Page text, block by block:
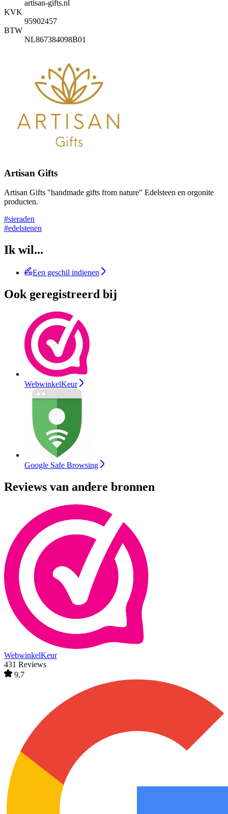
artisan-gifts.nl
KVK
95902457
BTW
NL867384098B01
Artisan Gifts
Artisan Gifts "handmade gifts from nature" Edelsteen en orgonite
producten.
#sieraden
#edelstenen
Ik wil...
Een geschil indienen
Ook geregistreerd bij
WebwinkelKeur
Google Safe Browsing
Reviews van andere bronnen
WebwinkelKeur
431 Reviews
9,7